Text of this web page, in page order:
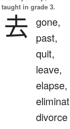
taught in grade 3.
去 gone,
past,
quit,
leave,
elapse,
divorce